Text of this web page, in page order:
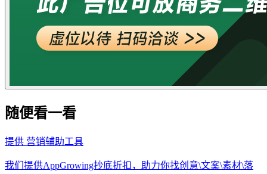
随便看一看
提供 营销辅助工具
我们提供AppGrowing抄底折扣，助力你找创意\文案\素材\落